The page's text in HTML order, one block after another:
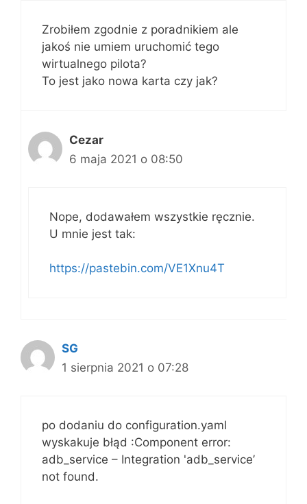
Zrobiłem zgodnie z poradnikiem ale
jakoś nie umiem uruchomić tego
wirtualnego pilota?
To jest jako nowa karta czy jak?
Cezar
6 maja 2021 o 08:50
Nope, dodawałem wszystkie ręcznie.
U mnie jest tak:
https://pastebin.com/VE1Xnu4T
SG
1 sierpnia 2021 o 07:28
po dodaniu do configuration.yaml
wyskakuje błąd :Component error:
adb_service – Integration 'adb_service’
not found.